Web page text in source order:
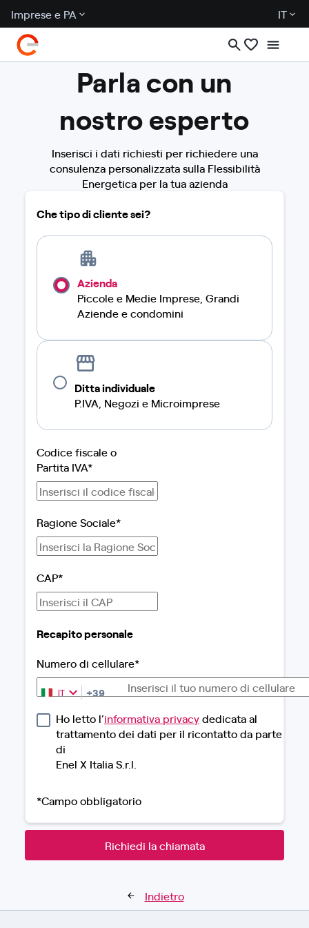
Imprese e PA IT
Parla con un
nostro esperto
Inserisci i dati richiesti per richiedere una
consulenza personalizzata sulla Flessibilità
Energetica per la tua azienda
Che tipo di cliente sei?
Azienda
Piccole e Medie Imprese, Grandi
Aziende e condomini
Ditta individuale
P.IVA, Negozi e Microimprese
Codice fiscale o
Partita IVA*
Ragione Sociale*
CAP*
Recapito personale
Numero di cellulare*
Italia
+39
IT +39
Ho letto l’informativa privacydedicata al
trattamento dei dati per il ricontatto da parte
di
Enel X Italia S.r.l.
*Campo obbligatorio
Richiedi la chiamata
Indietro